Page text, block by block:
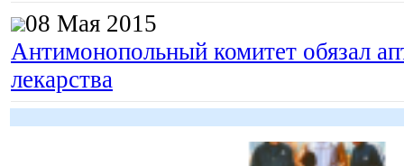
08 Мая 2015
Антимонопольный комитет обязал
лекарства